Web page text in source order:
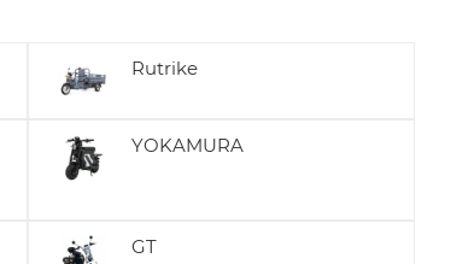
Rutrike
YOKAMURA
GT